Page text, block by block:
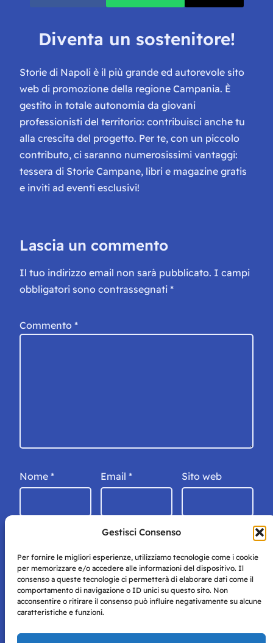
Gestisci Consenso
Per fornire le migliori esperienze, utilizziamo tecnologie come i cookie
per memorizzare e/o accedere alle informazioni del dispositivo. Il
consenso a queste tecnologie ci permetterà di elaborare dati come il
comportamento di navigazione o ID unici su questo sito. Non
acconsentire o ritirare il consenso può influire negativamente su alcune
caratteristiche e funzioni.
Diventa un sostenitore!
Storie di Napoli è il più grande ed autorevole sito
web di promozione della regione Campania. È
gestito in totale autonomia da giovani
professionisti del territorio: contribuisci anche tu
alla crescita del progetto. Per te, con un piccolo
contributo, ci saranno numerosissimi vantaggi:
tessera di Storie Campane, libri e magazine gratis
e inviti ad eventi esclusivi!
Lascia un commento
Il tuo indirizzo email non sarà pubblicato. I campi
obbligatori sono contrassegnati *
Commento *
Nome * Email * Sito web